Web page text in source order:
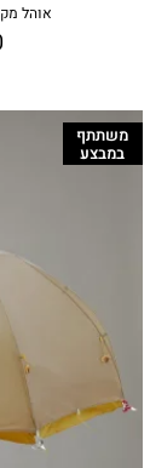
אוהל
משתתף
במבצע